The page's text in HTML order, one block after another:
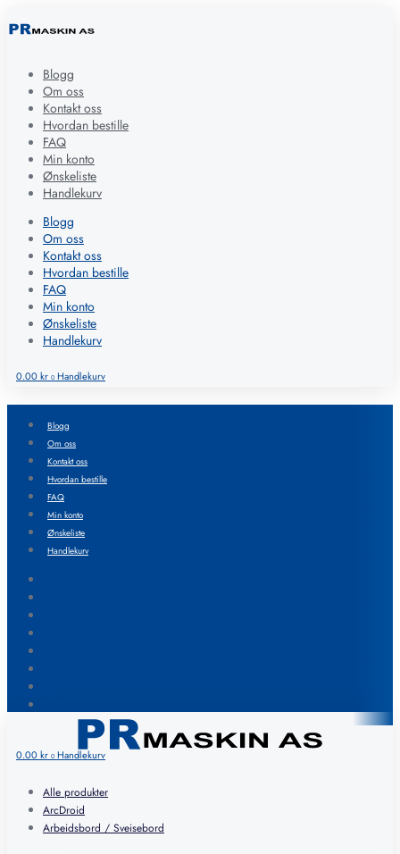
Blogg
Om oss
Kontakt oss
Hvordan bestille
FAQ
Min konto
Ønskeliste
Handlekurv
Blogg
Om oss
Kontakt oss
Hvordan bestille
FAQ
Min konto
Ønskeliste
Handlekurv
0.00kr 0 Handlekurv
Blogg
Om oss
Kontakt oss
Hvordan bestille
FAQ
Min konto
Ønskeliste
Handlekurv
0.00kr 0 Handlekurv
Alle produkter
ArcDroid
Arbeidsbord / Sveisebord